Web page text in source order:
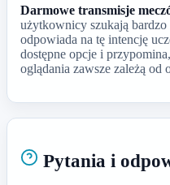
Darmowe transmisje
użytkownicy szukają
odpowiada na tę intencję
dostępne opcje i
oglądania zawsze zależą od
Pytania i